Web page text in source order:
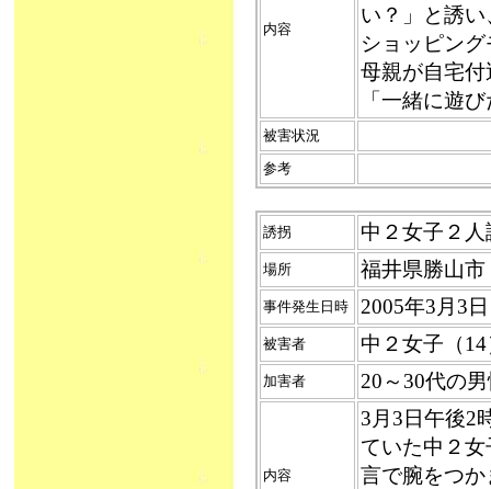
内容
い？」と誘
ショッピン
母親が自宅
「一緒に遊
被害状況
参考
誘拐 中２女子２人
場所 福井県勝山市
事件発生日時 2005年3月3
被害者 中２女子（
加害者 20～30代の
内容
3月3日午後2
ていた中２
言で腕をつ